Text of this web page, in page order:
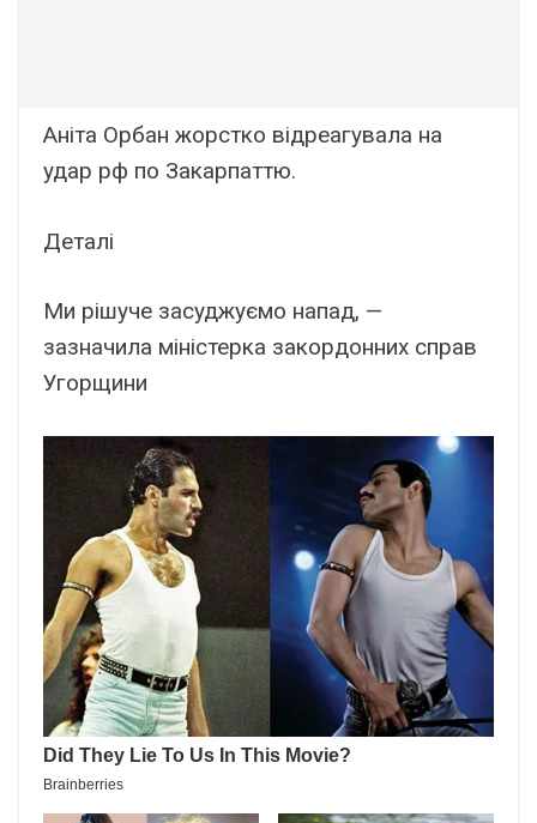
Аніта Орбан жорстко відреагувала на
удар рф по Закарпаттю.
Деталі
Ми рішуче засуджуємо напад, —
зазначила міністерка закордонних справ
Угорщини